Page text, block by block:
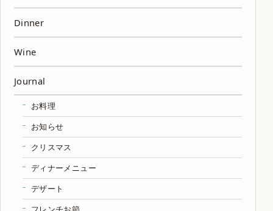
Dinner
Wine
Journal
お料理
お知らせ
クリスマス
ディナーメニュー
デザート